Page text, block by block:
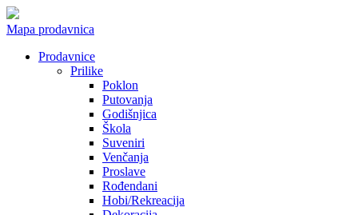
Mapa prodavnica
Prodavnice
Prilike
Poklon
Putovanja
Godišnjica
Škola
Suveniri
Venčanja
Proslave
Rođendani
Hobi/Rekreacija